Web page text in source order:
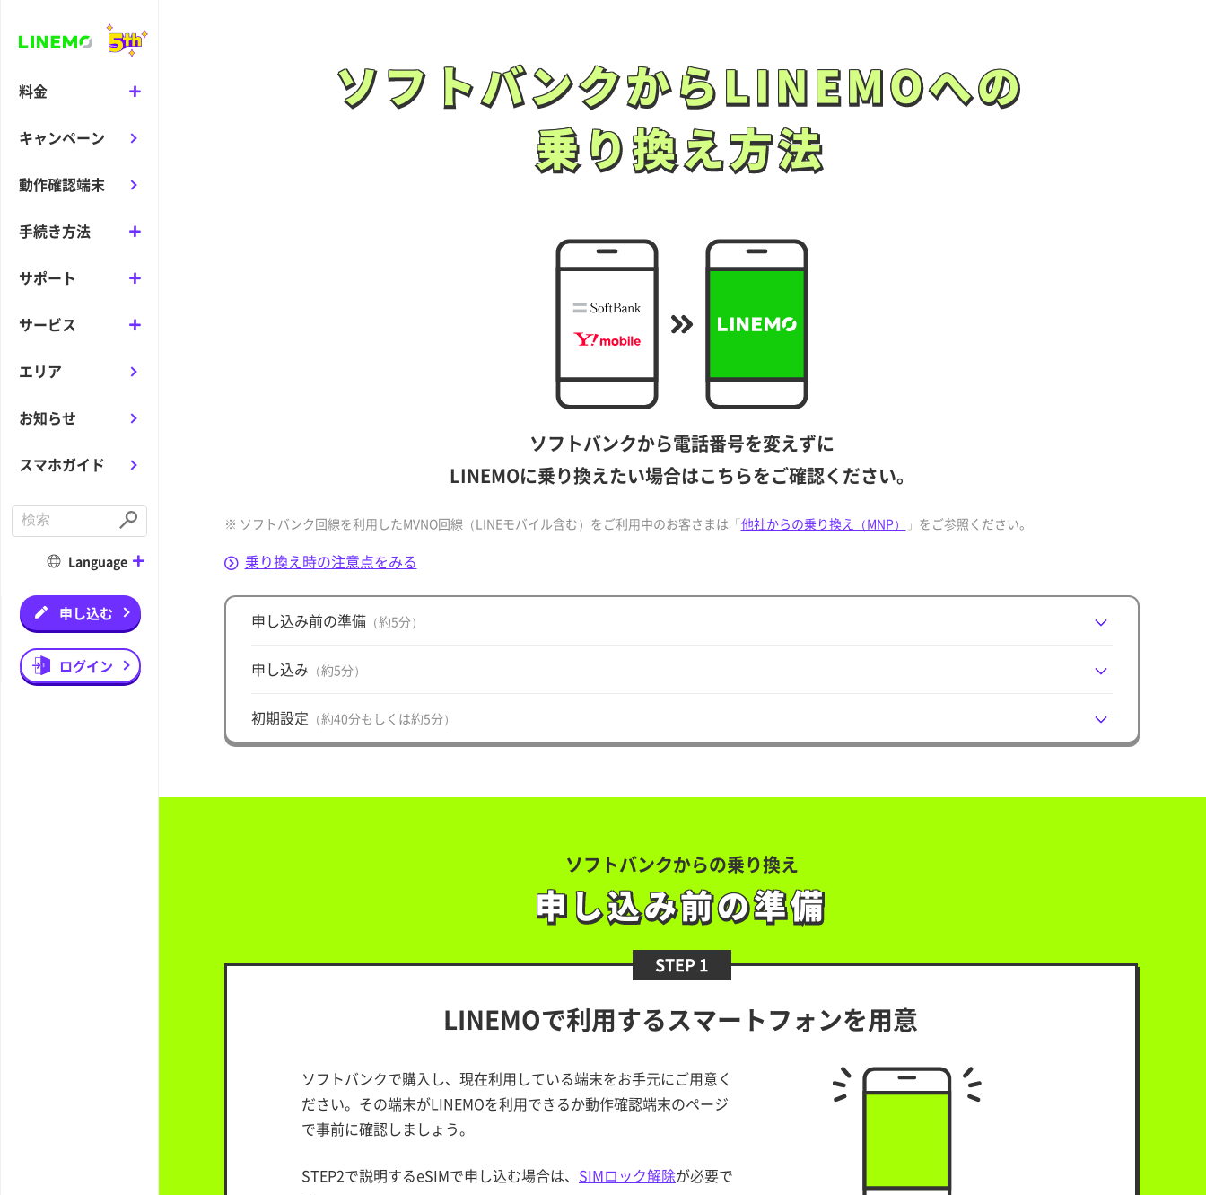
料金
キャンペーン
動作確認端末
手続き方法
サポート
サービス
エリア
お知らせ
スマホガイド
n
S
u
m
t
Language
申し込む
ログイン
ソフトバンクからLINEMOへの
乗り換え方法
ソフトバンクからLINEMOへの
乗り換え方法
ソフトバンクから電話番号を変えずに
LINEMOに乗り換えたい場合はこちらをご確認ください。
※ ソフトバンク回線を利用したMVNO回線（LINEモバイル含む）をご利用中のお客さまは「他社からの乗り換え（MNP） 」をご参照ください。
乗り換え時の注意点をみる
申し込み前の準備（約5分）
申し込み （約5分）
初期設定 （約40分もしくは約5分）
ソフトバンクからの乗り換え
申し込み前の準備
申し込み前の準備
STEP 1
LINEMOで利用するスマートフォンを用意
ソフトバンクで購入し、現在利用している端末をお手元にご用意く
ださい。その端末がLINEMOを利用できるか動作確認端末のページ
で事前に確認しましょう。
STEP2で説明するeSIMで申し込む場合は、 SIMロック解除が必要で